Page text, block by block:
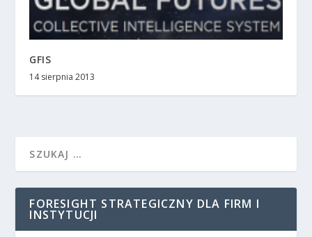
GFIS
14 sierpnia 2013
FORESIGHT STRATEGICZNY DLA FIRM I
INSTYTUCJI